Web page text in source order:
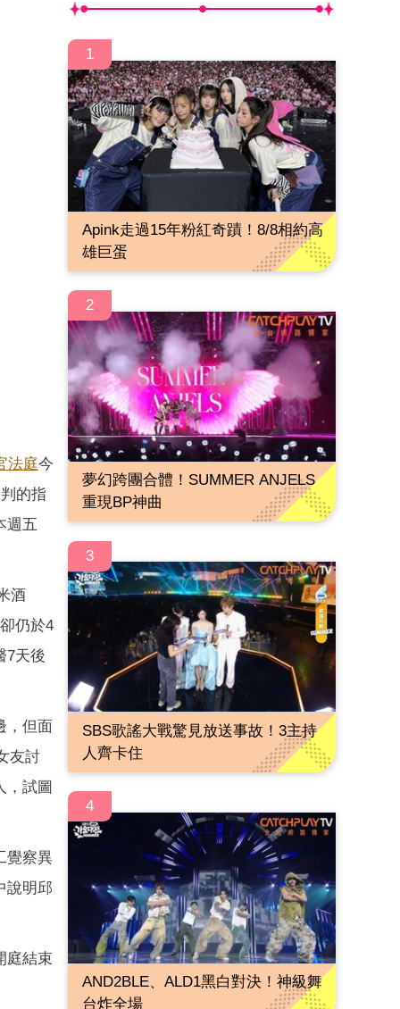
法庭今
的指
週五
酒
仍於4
7天後
，但面
友討
，試圖
覺察異
說明邱
庭結束
1
Apink走過15年粉紅奇蹟！8/8相約高
雄巨蛋
2
夢幻跨團合體！SUMMER ANJELS
重現BP神曲
3
SBS歌謠大戰驚見放送事故！3主持
人齊卡住
4
AND2BLE、ALD1黑白對決！神級舞
台炸全場